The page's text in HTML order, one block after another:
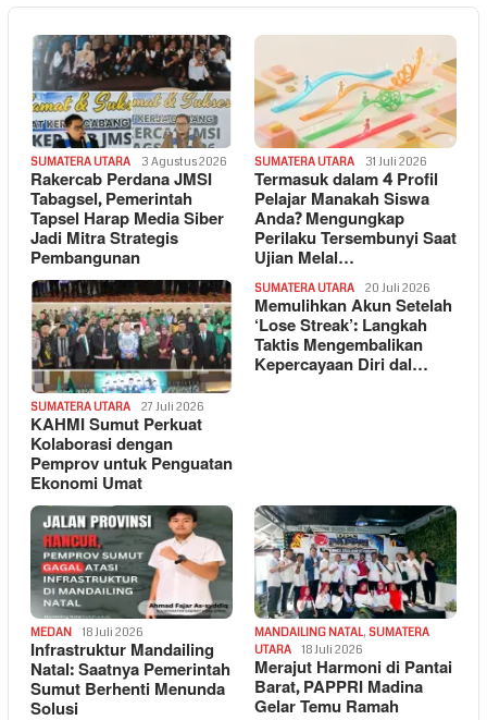
SUMATERA UTARA 3 Agustus 2026
Rakercab Perdana JMSI
Tabagsel, Pemerintah
Tapsel Harap Media Siber
Jadi Mitra Strategis
Pembangunan
SUMATERA UTARA 31 Juli 2026
Termasuk dalam 4 Profil
Pelajar Manakah Siswa
Anda? Mengungkap
Perilaku Tersembunyi Saat
Ujian Melal…
SUMATERA UTARA 27 Juli 2026
KAHMI Sumut Perkuat
Kolaborasi dengan
Pemprov untuk Penguatan
Ekonomi Umat
SUMATERA UTARA 20 Juli 2026
Memulihkan Akun Setelah
‘Lose Streak’: Langkah
Taktis Mengembalikan
Kepercayaan Diri dal…
MEDAN 18 Juli 2026
Infrastruktur Mandailing
Natal: Saatnya Pemerintah
Sumut Berhenti Menunda
Solusi
MANDAILING NATAL, SUMATERA
UTARA
18 Juli 2026
Merajut Harmoni di Pantai
Barat, PAPPRI Madina
Gelar Temu Ramah